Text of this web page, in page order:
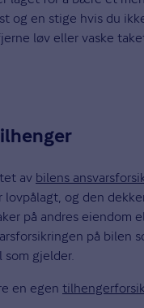
og en stige hvis du
løv eller vaske
av bilens
og den
på andres eiendom
på bilen
gjelder.
en egen